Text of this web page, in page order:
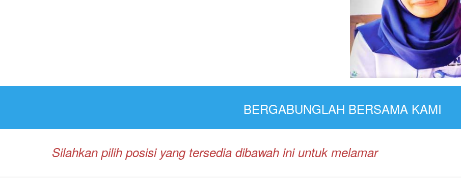
BERGABUNGLAH BERSAMA KAMI
Silahkan pilih posisi yang tersedia dibawah ini untuk melamar